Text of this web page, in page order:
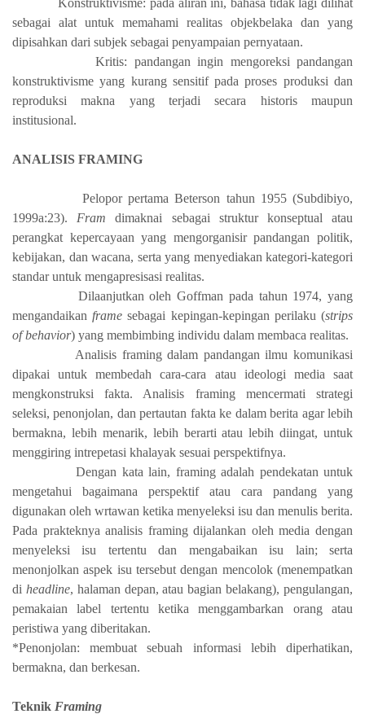
Konstruktivisme: pada aliran ini, bahasa tidak lagi dilihat
sebagai alat untuk memahami realitas objekbelaka dan yang
dipisahkan dari subjek sebagai penyampaian pernyataan.
Kritis: pandangan ingin mengoreksi pandangan
konstruktivisme yang kurang sensitif pada proses produksi dan
reproduksi makna yang terjadi secara historis maupun
institusional.
ANALISIS FRAMING
Pelopor pertama Beterson tahun 1955 (Subdibiyo,
1999a:23). Framdimaknai sebagai struktur konseptual atau
perangkat kepercayaan yang mengorganisir pandangan politik,
kebijakan, dan wacana, serta yang menyediakan kategori-kategori
standar untuk mengapresisasi realitas.
Dilaanjutkan oleh Goffman pada tahun 1974, yang
mengandaikan frame sebagai kepingan-kepingan perilaku (strips
of behavior) yang membimbing individu dalam membaca realitas.
Analisis framing dalam pandangan ilmu komunikasi
dipakai untuk membedah cara-cara atau ideologi media saat
mengkonstruksi fakta. Analisis framing mencermati strategi
seleksi, penonjolan, dan pertautan fakta ke dalam berita agar lebih
bermakna, lebih menarik, lebih berarti atau lebih diingat, untuk
menggiring intrepetasi khalayak sesuai perspektifnya.
Dengan kata lain, framing adalah pendekatan untuk
mengetahui bagaimana perspektif atau cara pandang yang
digunakan oleh wrtawan ketika menyeleksi isu dan menulis berita.
Pada prakteknya analisis framing dijalankan oleh media dengan
menyeleksi isu tertentu dan mengabaikan isu lain; serta
menonjolkan aspek isu tersebut dengan mencolok (menempatkan
di headline, halaman depan, atau bagian belakang), pengulangan,
pemakaian label tertentu ketika menggambarkan orang atau
peristiwa yang diberitakan.
*Penonjolan: membuat sebuah informasi lebih diperhatikan,
bermakna, dan berkesan.
Teknik Framing